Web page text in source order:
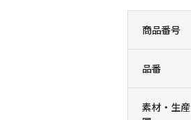
商品番号
品番
素材・生産